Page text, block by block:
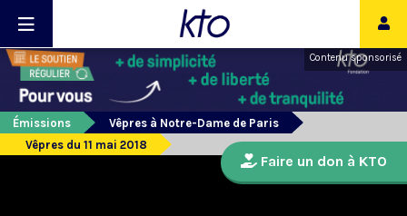
Contenu sponsorisé
Émissions
Vêpres à Notre-Dame de Paris
Vêpres du 11 mai 2018
Faire un don à KTO